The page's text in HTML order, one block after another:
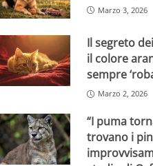
Marzo 3, 2026
Il segreto
il colore
sempre
Marzo 2, 2026
“I puma
trovano i